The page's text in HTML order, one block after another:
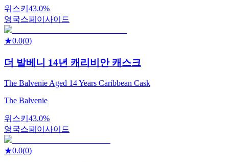
위스키 43.0%
영국스페이사이드
★0.0(0)
더 발베니 14년 캐리비안 캐스크
The Balvenie Aged 14 Years Caribbean Cask
The Balvenie
위스키 43.0%
영국스페이사이드
★0.0(0)